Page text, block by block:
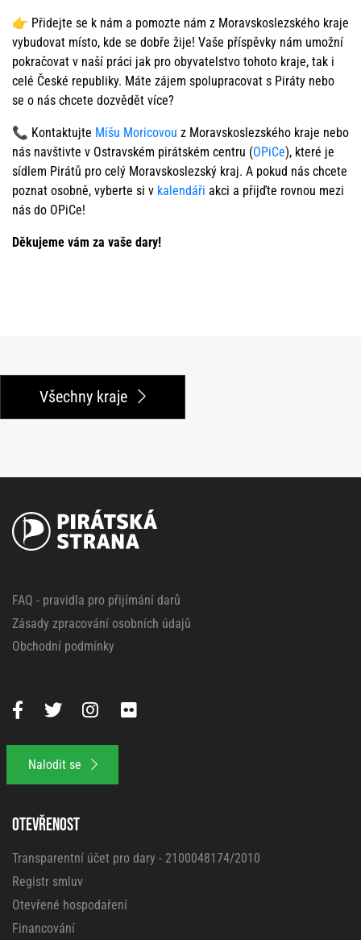
👉 Přidejte se k nám a pomozte nám z Moravskoslezského kraje
vybudovat místo, kde se dobře žije! Vaše příspěvky nám umožní
pokračovat v naší práci jak pro obyvatelstvo tohoto kraje, tak i
celé České republiky. Máte zájem spolupracovat s Piráty nebo
se o nás chcete dozvědět více?
📞 Kontaktujte Míšu Moricovou z Moravskoslezského kraje nebo
nás navštivte v Ostravském pirátském centru (OPiCe), které je
sídlem Pirátů pro celý Moravskoslezský kraj. A pokud nás chcete
poznat osobně, vyberte si v kalendáři akci a přijďte rovnou mezi
nás do OPiCe!
Děkujeme vám za vaše dary!
Všechny kraje
FAQ - pravidla pro přijímání darů
Zásady zpracování osobních údajů
Obchodní podmínky
OTEVŘENOST
Transparentní účet pro dary - 2100048174/2010
Registr smluv
Otevřené hospodaření
Financování
Nalodit se